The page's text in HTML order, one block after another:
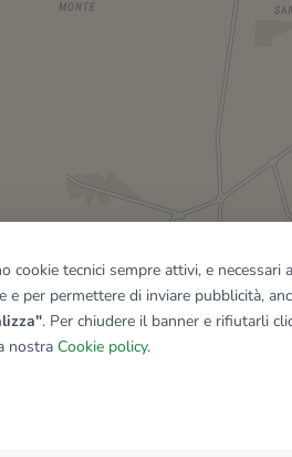
Mostra tutti gli immobili del
cookie tecnici sempre attivi, e
e per permettere di inviare pubblicità,
. Per chiudere il banner e rifiutarli
nostra Cookie policy.